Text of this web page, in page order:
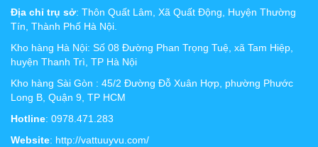
Địa chỉ trụ sở: Thôn Quất Lâm, Xã Quất Động, Huyện Thường
Tín, Thành Phố Hà Nội.
Kho hàng Hà Nội: Số 08 Đường Phan Trọng Tuệ, xã Tam Hiệp,
huyện Thanh Trì, TP Hà Nội
Kho hàng Sài Gòn : 45/2 Đường Đỗ Xuân Hợp, phường Phước
Long B, Quận 9, TP HCM
Hotline: 0978.471.283
Website: http://vattuuyvu.com/